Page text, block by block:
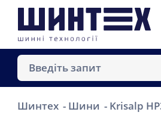
Шинтех Шини Krisalp